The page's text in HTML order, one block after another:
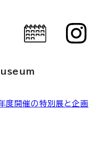
度開催の特別展と企画